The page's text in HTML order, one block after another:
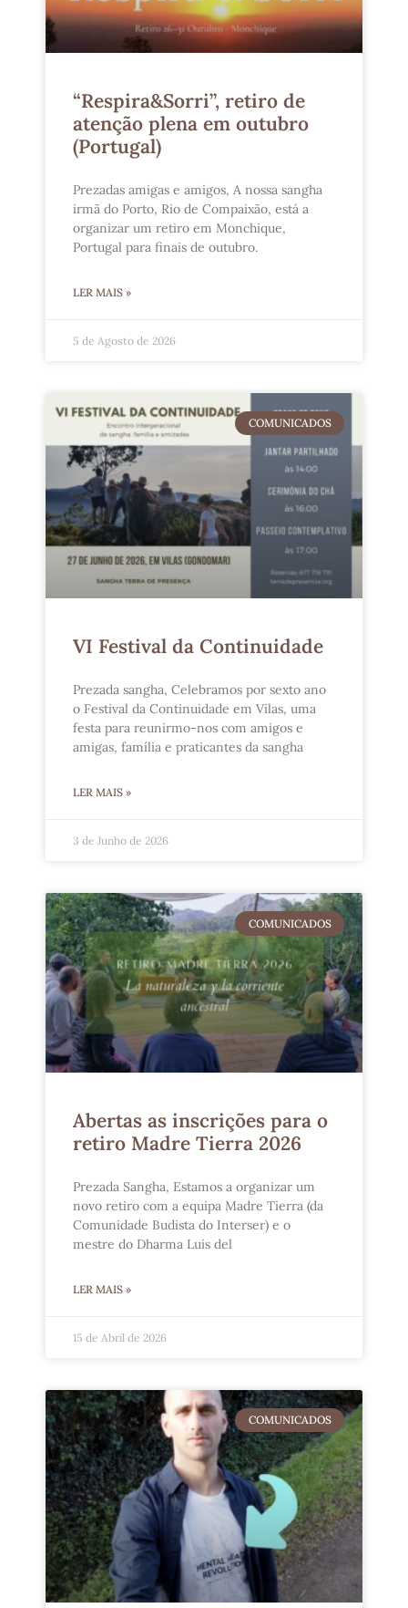
“Respira&Sorri”, retiro de
atenção plena em outubro
(Portugal)
Prezadas amigas e amigos, A nossa sangha
irmã do Porto, Rio de Compaixão, está a
organizar um retiro em Monchique,
Portugal para finais de outubro.
LER MAIS »
5 de Agosto de 2026
COMUNICADOS
VI Festival da Continuidade
Prezada sangha, Celebramos por sexto ano
o Festival da Continuidade em Vilas, uma
festa para reunirmo-nos com amigos e
amigas, família e praticantes da sangha
LER MAIS »
3 de Junho de 2026
COMUNICADOS
Abertas as inscrições para o
retiro Madre Tierra 2026
Prezada Sangha, Estamos a organizar um
novo retiro com a equipa Madre Tierra (da
Comunidade Budista do Interser) e o
mestre do Dharma Luis del
LER MAIS »
15 de Abril de 2026
COMUNICADOS